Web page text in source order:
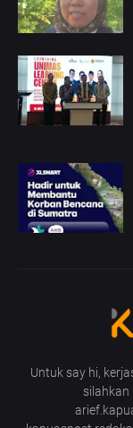
Untuk say hi,
silahkan